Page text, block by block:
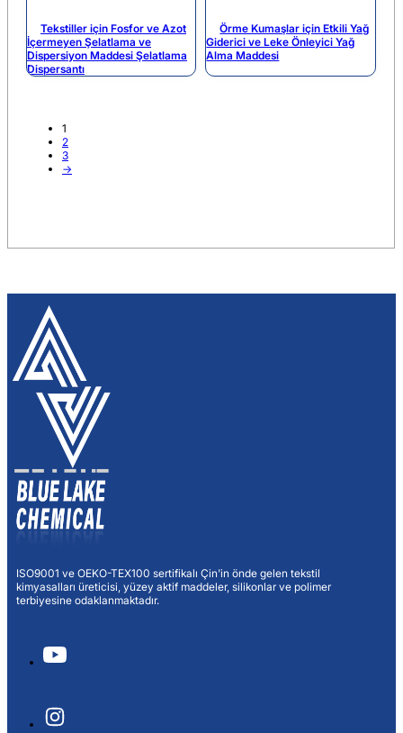
Tekstiller için Fosfor ve Azot
İçermeyen Şelatlama ve
Dispersiyon Maddesi Şelatlama
Dispersantı
Örme Kumaşlar için Etkili Yağ
Giderici ve Leke Önleyici Yağ
Alma Maddesi
1
2
3
→
ISO9001 ve OEKO-TEX100 sertifikalı Çin'in önde gelen tekstil
kimyasalları üreticisi, yüzey aktif maddeler, silikonlar ve polimer
terbiyesine odaklanmaktadır.